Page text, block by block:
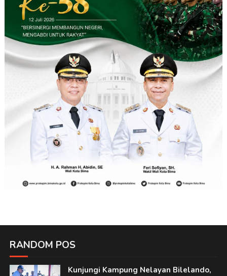
RANDOM POS
Kunjungi Kampung Nelayan Bilelando,